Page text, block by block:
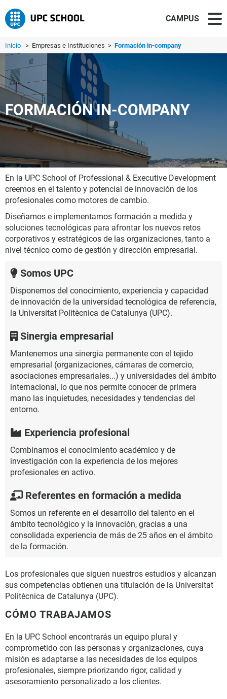
CAMPUS
Inicio > Empresas e Instituciones > Formación in-company
FORMACIÓN IN-COMPANY
En la UPC School of Professional & Executive Development
creemos en el talento y potencial de innovación de los
profesionales como motores de cambio.
Diseñamos e implementamos formación a medida y
soluciones tecnológicas para afrontar los nuevos retos
corporativos y estratégicos de las organizaciones, tanto a
nivel técnico como de gestión y dirección empresarial.
Somos UPC
Disponemos del conocimiento, experiencia y capacidad
de innovación de la universidad tecnológica de referencia,
la Universitat Politècnica de Catalunya (UPC).
Sinergia empresarial
Mantenemos una sinergia permanente con el tejido
empresarial (organizaciones, cámaras de comercio,
asociaciones empresariales...) y universidades del ámbito
internacional, lo que nos permite conocer de primera
mano las inquietudes, necesidades y tendencias del
entorno.
Experiencia profesional
Combinamos el conocimiento académico y de
investigación con la experiencia de los mejores
profesionales en activo.
Referentes en formación a medida
Somos un referente en el desarrollo del talento en el
ámbito tecnológico y la innovación, gracias a una
consolidada experiencia de más de 25 años en el ámbito
de la formación.
Los profesionales que siguen nuestros estudios y alcanzan
sus competencias obtienen una titulación de la Universitat
Politècnica de Catalunya (UPC).
CÓMO TRABAJAMOS
En la UPC School encontrarás un equipo plural y
comprometido con las personas y organizaciones, cuya
misión es adaptarse a las necesidades de los equipos
profesionales, siempre priorizando rigor, calidad y
asesoramiento personalizado a los clientes.